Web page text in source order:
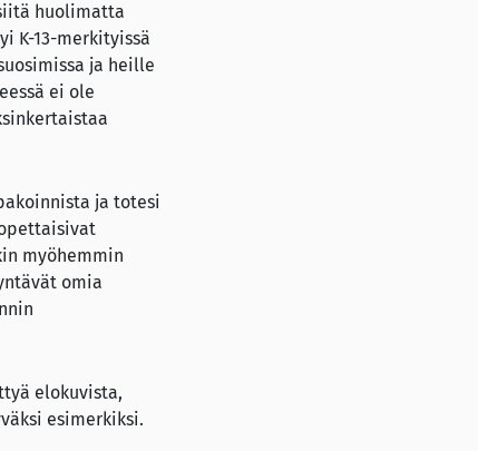
huolimatta
K-13-merkityissä
ja heille
ei ole
ja totesi
myöhemmin
omia
elokuvista,
esimerkiksi.